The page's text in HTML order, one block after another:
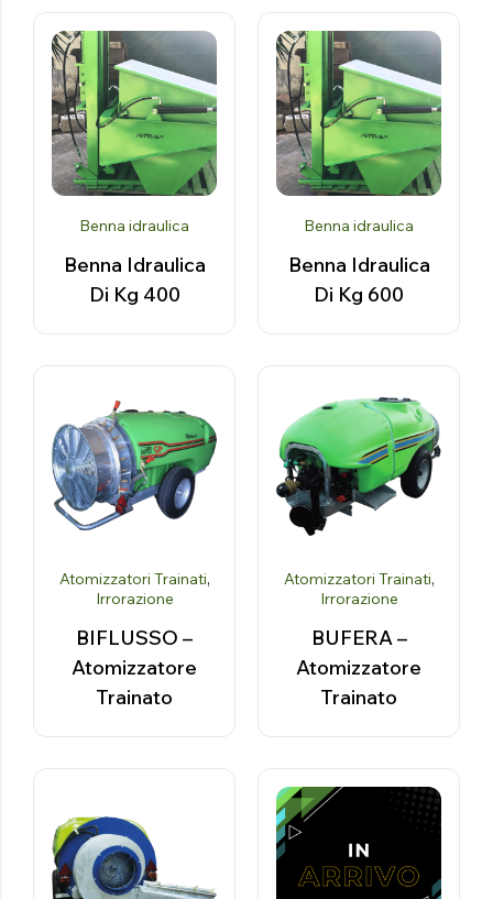
Benna idraulica
Benna Idraulica
Di Kg 400
Benna idraulica
Benna Idraulica
Di Kg 600
Atomizzatori Trainati,
Irrorazione
BIFLUSSO –
Atomizzatore
Trainato
Atomizzatori Trainati,
Irrorazione
BUFERA –
Atomizzatore
Trainato